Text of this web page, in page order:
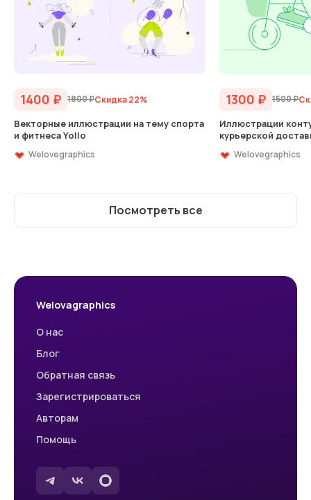
1400 ₽ 1800₽Скидка 22%
Векторные иллюстрации на тему спорта
и фитнеса Yollo
Welovegraphics
1300 ₽ 1500₽
Иллюстрации
курьерской
Welovegraphics
Посмотреть все
Welovagraphics
О нас
Блог
Обратная связь
Зарегистрироваться
Авторам
Помощь